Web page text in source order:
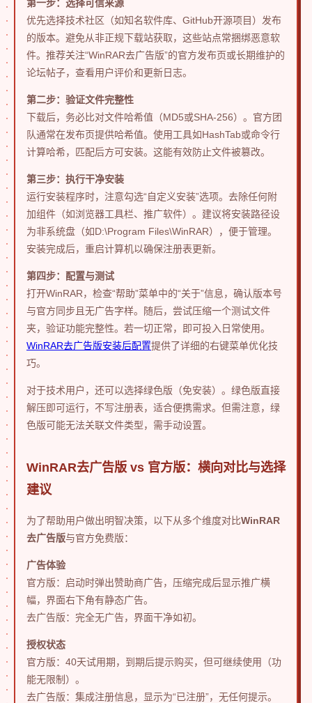
第一步：选择可信来源
优先选择技术社区（如知名软件库、GitHub开源项目）发布
的版本。避免从非正规下载站获取，这些站点常捆绑恶意软
件。推荐关注“WinRAR去广告版”的官方发布页或长期维护的
论坛帖子，查看用户评价和更新日志。
第二步：验证文件完整性
下载后，务必比对文件哈希值（MD5或SHA-256）。官方团
队通常在发布页提供哈希值。使用工具如HashTab或命令行
计算哈希，匹配后方可安装。这能有效防止文件被篡改。
第三步：执行干净安装
运行安装程序时，注意勾选“自定义安装”选项。去除任何附
加组件（如浏览器工具栏、推广软件）。建议将安装路径设
为非系统盘（如D:\Program Files\WinRAR），便于管理。
安装完成后，重启计算机以确保注册表更新。
第四步：配置与测试
打开WinRAR，检查“帮助”菜单中的“关于”信息，确认版本号
与官方同步且无广告字样。随后，尝试压缩一个测试文件
夹，验证功能完整性。若一切正常，即可投入日常使用。
WinRAR去广告版安装后配置提供了详细的右键菜单优化技
巧。
对于技术用户，还可以选择绿色版（免安装）。绿色版直接
解压即可运行，不写注册表，适合便携需求。但需注意，绿
色版可能无法关联文件类型，需手动设置。
WinRAR去广告版 vs 官方版：横向对比与选择
建议
为了帮助用户做出明智决策，以下从多个维度对比WinRAR
去广告版与官方免费版：
广告体验
官方版：启动时弹出赞助商广告，压缩完成后显示推广横
幅，界面右下角有静态广告。
去广告版：完全无广告，界面干净如初。
授权状态
官方版：40天试用期，到期后提示购买，但可继续使用（功
能无限制）。
去广告版：集成注册信息，显示为“已注册”，无任何提示。